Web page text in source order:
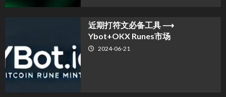
近期打符文必备工具 ⟶
Ybot+OKX Runes市场
2024-06-21